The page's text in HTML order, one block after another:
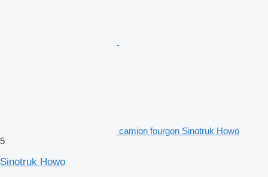
camion fourgon Sinotruk Howo
5
Sinotruk Howo